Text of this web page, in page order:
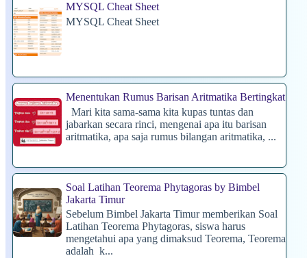
MYSQL Cheat Sheet
MYSQL Cheat Sheet
Menentukan Rumus Barisan Aritmatika Bertingkat
Mari kita sama-sama kita kupas tuntas dan
jabarkan secara rinci, mengenai apa itu barisan
aritmatika, apa saja rumus bilangan aritmatika, ...
Soal Latihan Teorema Phytagoras by Bimbel
Jakarta Timur
Sebelum Bimbel Jakarta Timur memberikan Soal
Latihan Teorema Phytagoras, siswa harus
mengetahui apa yang dimaksud Teorema, Teorema
adalah k...